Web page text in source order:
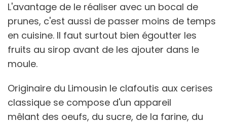
L'avantage de le réaliser avec un bocal de
prunes, c'est aussi de passer moins de temps
en cuisine. Il faut surtout bien égoutter les
fruits au sirop avant de les ajouter dans le
moule.
Originaire du Limousin le clafoutis aux cerises
classique se compose d'un appareil
mêlant des oeufs, du sucre, de la farine, du